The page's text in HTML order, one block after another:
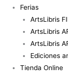
Ferias
ArtsLibris
ArtsLibris
ArtsLibris
Ediciones
Tienda Online